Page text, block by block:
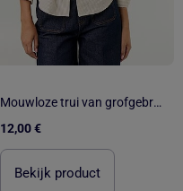
Mouwloze trui van grofgebreide stof
12,00 €
Bekijk product